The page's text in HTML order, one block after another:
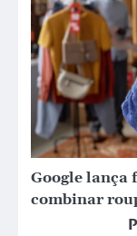
Google lança
combinar